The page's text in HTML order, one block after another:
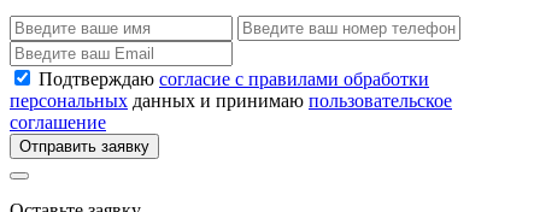
Подтверждаю согласие с правилами обработки
персональных данных и принимаю пользовательское
соглашение
Отправить заявку